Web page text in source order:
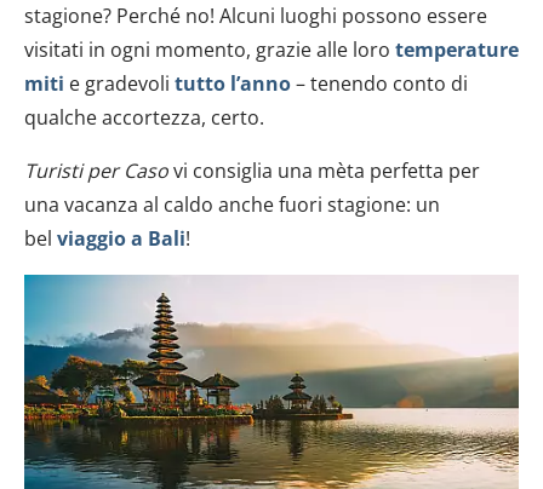
stagione? Perché no! Alcuni luoghi possono essere
visitati in ogni momento, grazie alle loro temperature
miti e gradevoli tutto l’anno– tenendo conto di
qualche accortezza, certo.
Turisti per Casovi consiglia una mèta perfetta per
una vacanza al caldo anche fuori stagione: un
bel viaggio a Bali!